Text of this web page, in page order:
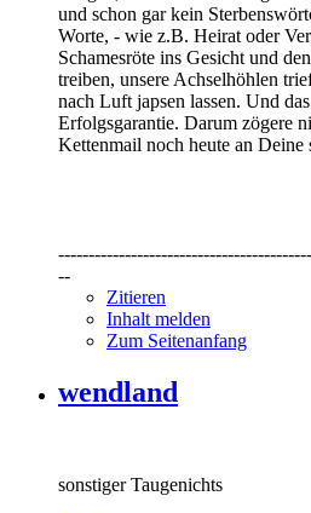
und schon gar kein
Worte, - wie z.B. Heirat oder
Schamesröte ins Gesicht und
treiben, unsere Achselhöhlen
nach Luft japsen lassen. Und
Erfolgsgarantie. Darum zögere
Kettenmail noch heute an Deine
--
Zitieren
Inhalt melden
Zum Seitenanfang
wendland
sonstiger Taugenichts